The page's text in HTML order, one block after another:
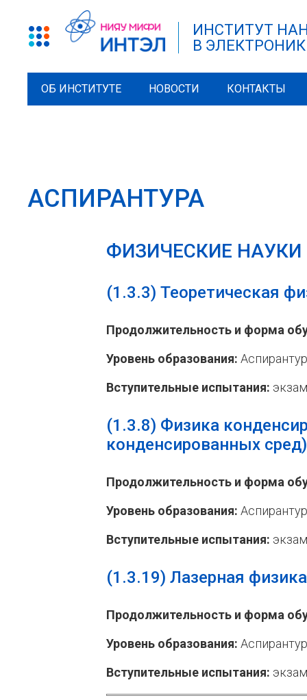
ИНСТИТУТ
В
ОБ ИНСТИТУТЕ НОВОСТИ КОНТАКТЫ
АСПИРАНТУРА
ФИЗИЧЕСКИЕ НАУКИ
(1.3.3) Теоретическая
Продолжительность и форма
Уровень образования:
Вступительные испытания:
(1.3.8) Физика
конденсированных сред)
Продолжительность и форма
Уровень образования:
Вступительные испытания:
(1.3.19) Лазерная
Продолжительность и форма
Уровень образования:
Вступительные испытания: